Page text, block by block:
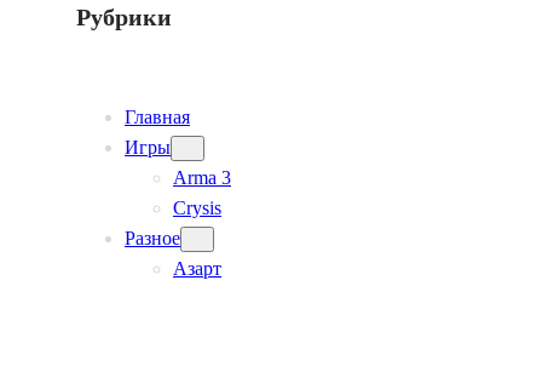
Рубрики
Главная
Игры
Arma 3
Crysis
Разное
Азарт